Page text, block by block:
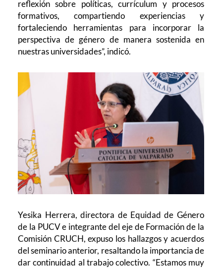
reflexión sobre políticas, currículum y procesos
formativos, compartiendo experiencias y
fortaleciendo herramientas para incorporar la
perspectiva de género de manera sostenida en
nuestras universidades”, indicó.
Yesika Herrera, directora de Equidad de Género
de la PUCV e integrante del eje de Formación de la
Comisión CRUCH, expuso los hallazgos y acuerdos
del seminario anterior, resaltando la importancia de
dar continuidad al trabajo colectivo. “Estamos muy